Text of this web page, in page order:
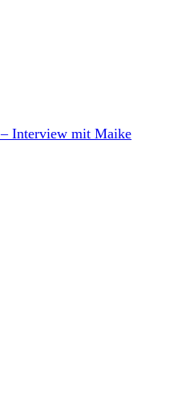
Interview mit Maike